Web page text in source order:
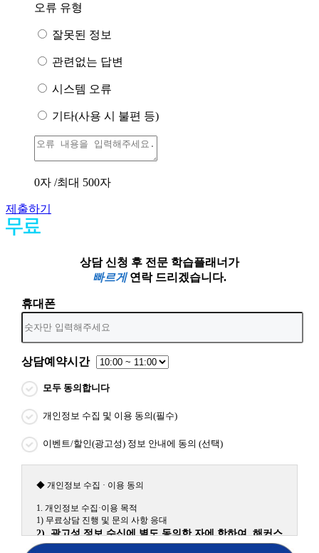
오류 유형
잘못된 정보
관련없는 답변
시스템 오류
기타(사용 시 불편 등)
0자 /최대 500자
제출하기
상담 신청 후 전문 학습플래너가
빠르게연락 드리겠습니다.
휴대폰
상담예약시간
모두 동의합니다
개인정보 수집 및 이용 동의(필수)
이벤트/할인(광고성) 정보 안내에 동의 (선택)
◆ 개인정보 수집 · 이용 동의
1. 개인정보 수집·이용 목적
1) 무료상담 진행 및 문의 사항 응대
2) 광고성 정보 수신에 별도 동의한 자에 한하여 해커스
원격평생교육원을 비롯한 해커스 교육그룹의 새로운 서